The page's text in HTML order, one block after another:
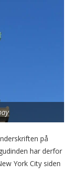
på
har derfor
York City siden